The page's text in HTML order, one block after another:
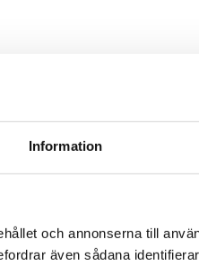
Information
och annonserna till
även sådana